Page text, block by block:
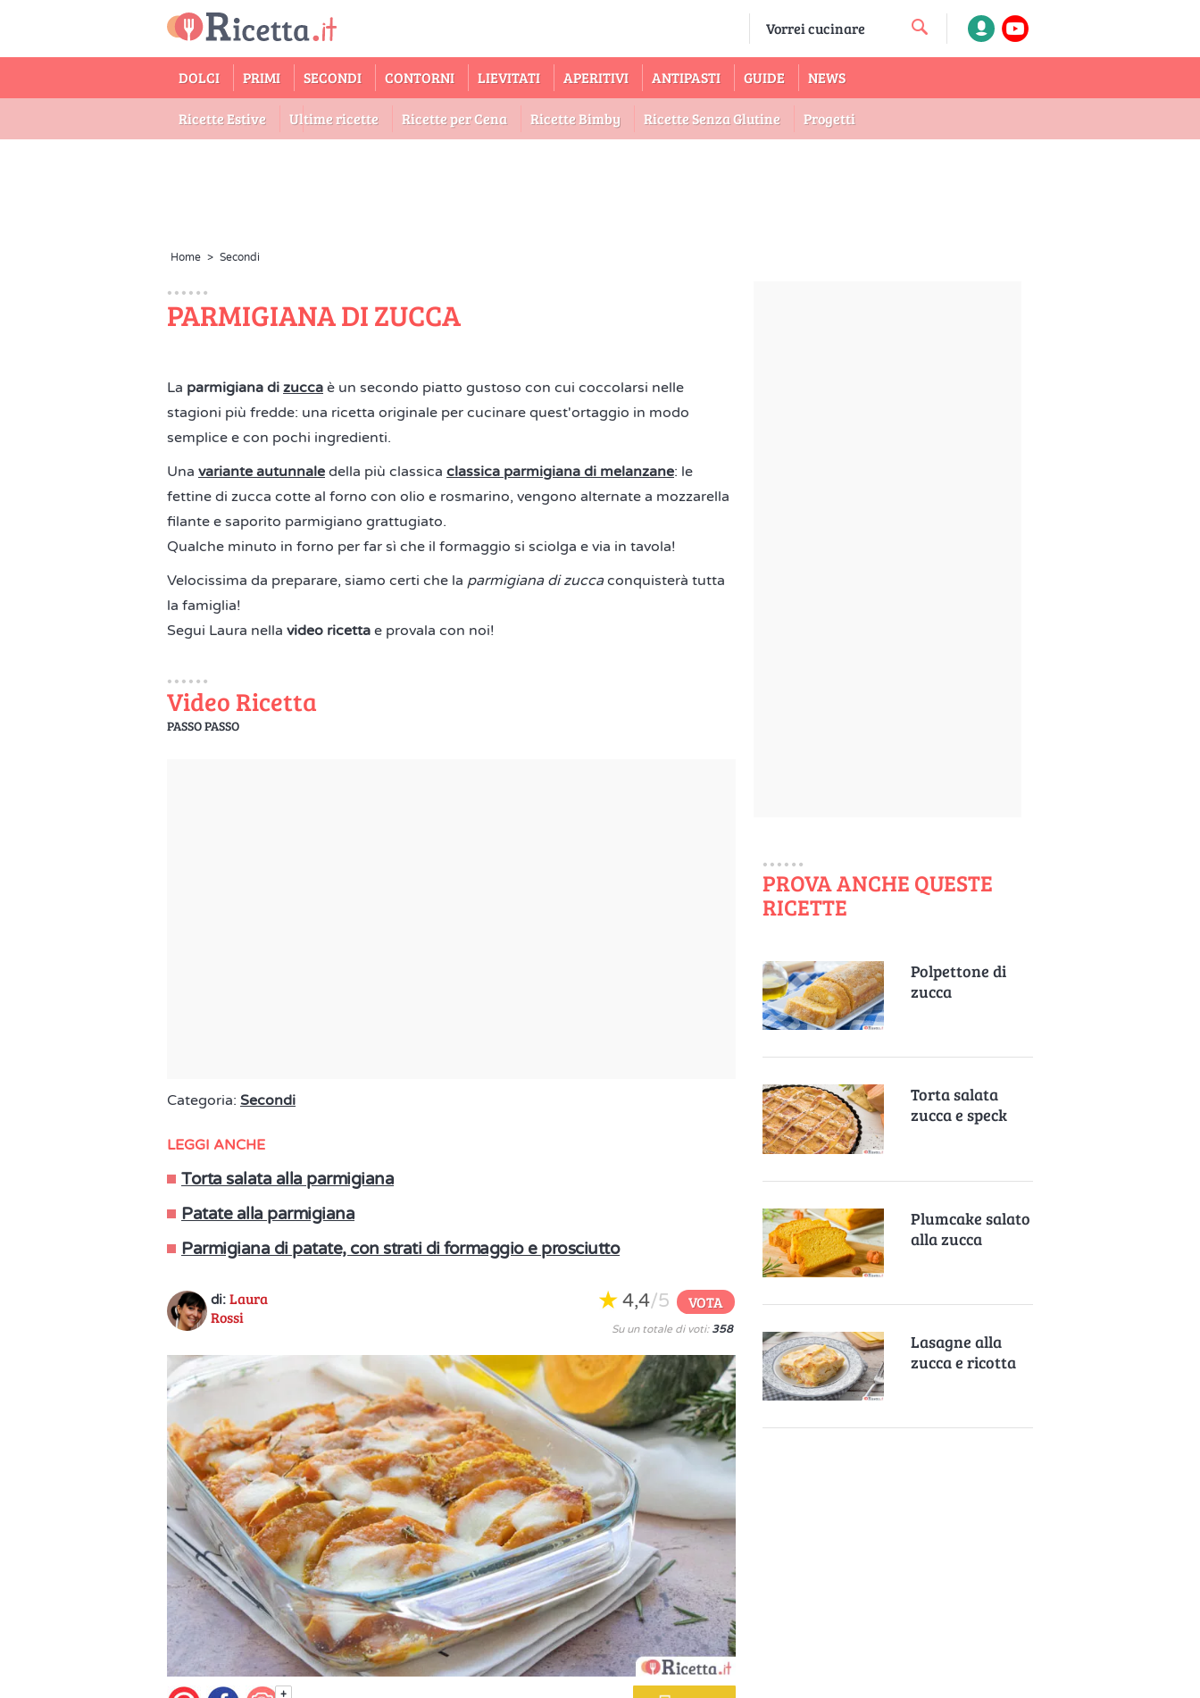
DOLCI PRIMI SECONDI CONTORNI LIEVITATI APERITIVI ANTIPASTI GUIDE NEWS
Ricette Estive Ultime ricette Ricette per Cena Ricette Bimby Ricette Senza Glutine Progetti
Home > Secondi
PARMIGIANA DI ZUCCA
La parmigiana di zucca è un secondo piatto gustoso con cui coccolarsi nelle
stagioni più fredde: una ricetta originale per cucinare quest'ortaggio in modo
semplice e con pochi ingredienti.
Una variante autunnale della più classica classica parmigiana di melanzane: le
fettine di zucca cotte al forno con olio e rosmarino, vengono alternate a mozzarella
filante e saporito parmigiano grattugiato.
Qualche minuto in forno per far sì che il formaggio si sciolga e via in tavola!
Velocissima da preparare, siamo certi che la parmigiana di zuccaconquisterà tutta
la famiglia!
Segui Laura nella video ricetta e provala con noi!
Video Ricetta
PASSO PASSO
Categoria: Secondi
LEGGI ANCHE
Torta salata alla parmigiana
Patate alla parmigiana
Parmigiana di patate, con strati di formaggio e prosciutto
di: Laura
Rossi
4,4/5 VOTA
Su un totale di voti: 358
+
PROVA ANCHE QUESTE
RICETTE
Polpettone di
zucca
Torta salata
zucca e speck
Plumcake salato
alla zucca
Lasagne alla
zucca e ricotta